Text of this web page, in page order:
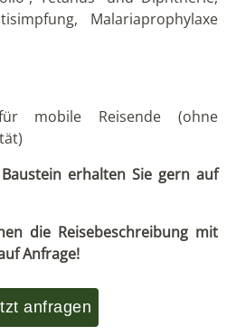
Malariaprophylaxe
mobile Reisende (ohne
erhalten Sie gern auf
die Reisebeschreibung mit
Anfrage!
anfragen